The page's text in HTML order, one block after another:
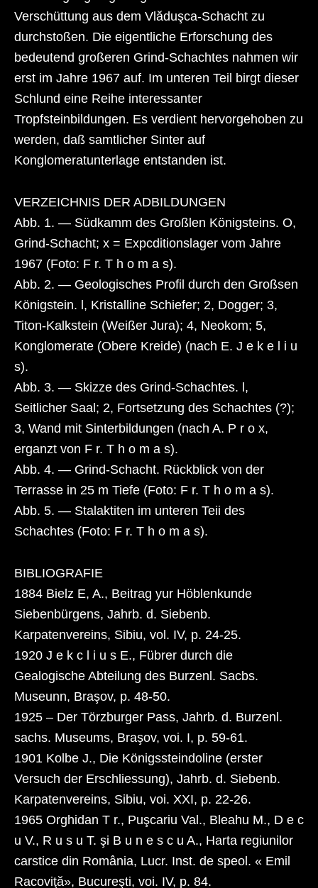
Verschüttung aus dem Vlăduşca-Schacht zu
durchstoßen. Die eigentliche Erforschung des
bedeutend großeren Grind-Schachtes nahmen wir
erst im Jahre 1967 auf. Im unteren Teil birgt dieser
Schlund eine Reihe interessanter
Tropfsteinbildungen. Es verdient hervorgehoben zu
werden, daß samtlicher Sinter auf
Konglomeratunterlage entstanden ist.
VERZEICHNIS DER ADBILDUNGEN
Abb. 1. — Südkamm des Großlen Königsteins. O,
Grind-Schacht; x = Expcditionslager vom Jahre
1967 (Foto: F r. T h o m a s).
Abb. 2. — Geologisches Profil durch den Großsen
Königstein. l, Kristalline Schiefer; 2, Dogger; 3,
Titon-Kalkstein (Weißer Jura); 4, Neokom; 5,
Konglomerate (Obere Kreide) (nach E. J e k e l i u
s).
Abb. 3. — Skizze des Grind-Schachtes. l,
Seitlicher Saal; 2, Fortsetzung des Schachtes (?);
3, Wand mit Sinterbildungen (nach A. P r o x,
erganzt von F r. T h o m a s).
Abb. 4. — Grind-Schacht. Rückblick von der
Terrasse in 25 m Tiefe (Foto: F r. T h o m a s).
Abb. 5. — Stalaktiten im unteren Teii des
Schachtes (Foto: F r. T h o m a s).
BIBLIOGRAFIE
1884 Bielz E, A., Beitrag yur Höblenkunde
Siebenbürgens, Jahrb. d. Siebenb.
Karpatenvereins, Sibiu, vol. IV, p. 24-25.
1920 J e k c l i u s E., Fübrer durch die
Gealogische Abteilung des Burzenl. Sacbs.
Museunn, Braşov, p. 48-50.
1925 – Der Törzburger Pass, Jahrb. d. Burzenl.
sachs. Museums, Braşov, voi. I, p. 59-61.
1901 Kolbe J., Die Königssteindoline (erster
Versuch der Erschliessung), Jahrb. d. Siebenb.
Karpatenvereins, Sibiu, voi. XXI, p. 22-26.
1965 Orghidan T r., Puşcariu Val., Bleahu M., D e c
u V., R u s u T. şi B u n e s c u A., Harta regiunilor
carstice din România, Lucr. Inst. de speol. « Emil
Racoviţă», Bucureşti, voi. IV, p. 84.